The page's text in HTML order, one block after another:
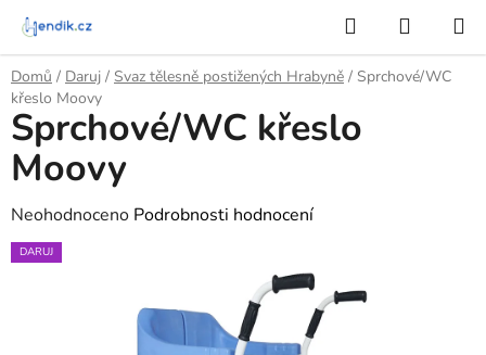
Přejít
obsah
Hledat
KOŠÍK
Domů / Daruj / Svaz tělesně postižených Hrabyně / Sprchové/WC
křeslo Moovy
Sprchové/WC křeslo
Moovy
Průměrné
hodnocení
Neohodnoceno Podrobnosti hodnocení
DARUJ